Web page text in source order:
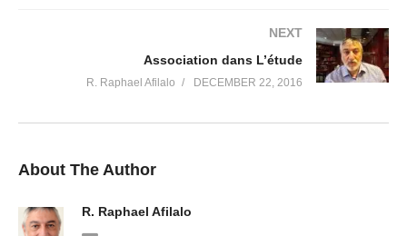
NEXT
Association dans L’étude
R. Raphael Afilalo DECEMBER 22, 2016
About The Author
R. Raphael Afilalo